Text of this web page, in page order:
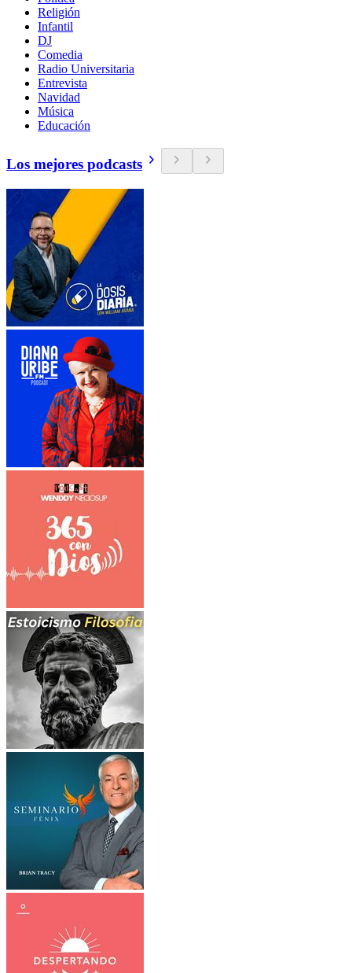
Religión
Infantil
DJ
Comedia
Radio Universitaria
Entrevista
Navidad
Música
Educación
Los mejores podcasts